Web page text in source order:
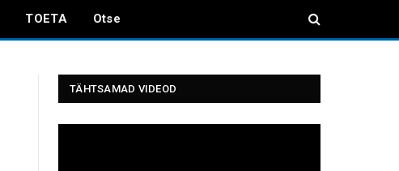
TOETA Otse
TÄHTSAMAD VIDEOD